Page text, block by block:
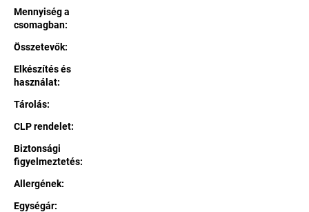
Mennyiség a
csomagban:
Összetevők:
Elkészítés és
használat:
Tárolás:
CLP rendelet:
Biztonsági
figyelmeztetés:
Allergének:
Egységár: